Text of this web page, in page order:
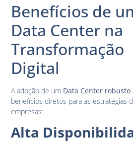
Benefícios de
Data Center na
Transformação
Digital
A adoção de um Data Center robusto
benefícios diretos para as estratégias
empresas:
Alta